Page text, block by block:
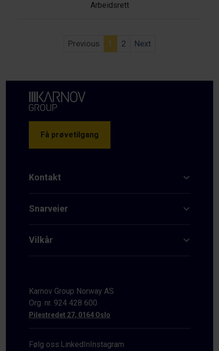
Arbeidsrett
Previous 1 2 Next
Få prøvetilgang
Kontakt
Snarveier
Vilkår
Karnov Group Norway AS
Org. nr. 924 428 600
Pilestredet 27, 0164 Oslo
Følg oss:LinkedInInstagram